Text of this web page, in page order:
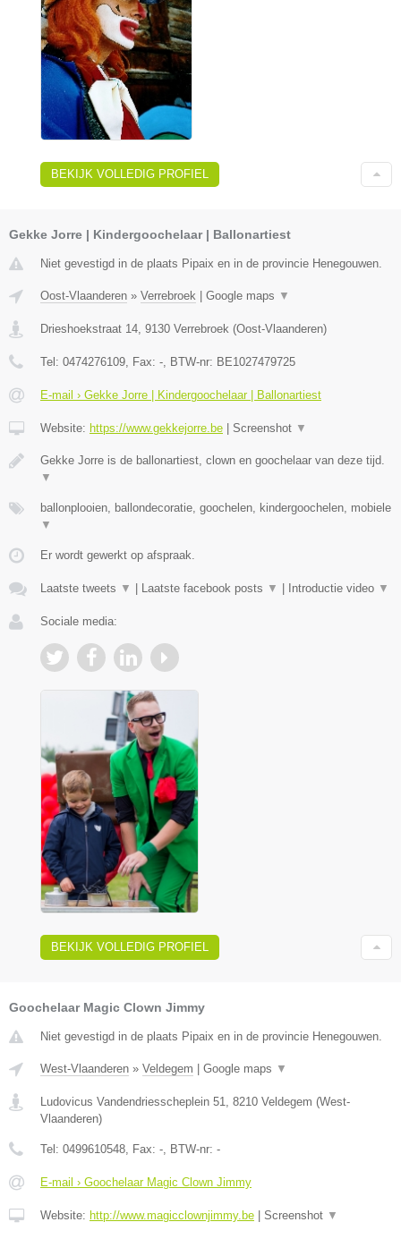
BEKIJK VOLLEDIG PROFIEL
Gekke Jorre | Kindergoochelaar | Ballonartiest
Niet gevestigd in de plaats Pipaix en in de provincie Henegouwen.
Oost-Vlaanderen » Verrebroek Google maps ▼
Drieshoekstraat 14, 9130 Verrebroek (Oost-Vlaanderen)
Tel: 0474276109, Fax: -, BTW-nr: BE1027479725
E-mail › Gekke Jorre | Kindergoochelaar | Ballonartiest
Website: https://www.gekkejorre.be Screenshot ▼
Gekke Jorre is de ballonartiest, clown en goochelaar van deze tijd.
▼
ballonplooien, ballondecoratie, goochelen, kindergoochelen, mobiele
▼
Er wordt gewerkt op afspraak.
Laatste tweets ▼ Laatste facebook posts ▼ Introductie video ▼
Sociale media:
BEKIJK VOLLEDIG PROFIEL
Goochelaar Magic Clown Jimmy
Niet gevestigd in de plaats Pipaix en in de provincie Henegouwen.
West-Vlaanderen » Veldegem | Google maps ▼
Ludovicus Vandendriesscheplein 51 8210 Veldegem (West-
Vlaanderen)
Tel: 0499610548 , Fax: - , BTW-nr: -
E-mail › Goochelaar Magic Clown Jimmy
Website: http://www.magicclownjimmy.be | Screenshot ▼